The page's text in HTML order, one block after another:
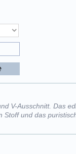
V-Ausschnitt. Das
und das